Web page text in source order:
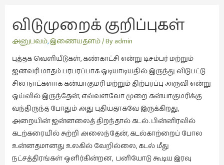
அன்றாடம்
ஆளுமை
(81)
இசை
(23)
இணையதளம்
(23)
இந்திய
இலக்கியம்
விடுமுறைக் குறிப்புகள்
அனுபவம்,இணையதளம்/ By admin
புத்தக வெளியீடுகள், கண்காட்சி என்று டிசம்பர் மற்றும்
ஜனவரி மாதம் பரபரப்பாக ஒடியாடியதில் இருந்து விடுபட்டு
சில நாட்களாக கன்யாகுமரி மற்றும் திற்பரப்பு அருவி என்று
ஒய்வில் இருந்தேன், எவ்வளவோ முறை கன்யாகுமரிக்கு
வந்திருந்த போதும் அது புதியதாகவே இருக்கிறது,
அறையின் ஜன்னலைத் திறந்தால் கடல். பின்னிரவில்
கடற்கரையில் சுற்றி அலைந்தேன், கடல்காற்றைப் போல
உன்னதமானது உலகில் வேறில்லை, கடல் மீது
நட்சத்திரங்கள் ஒளிர்கின்றன, பனியோடு கூடிய இரவு